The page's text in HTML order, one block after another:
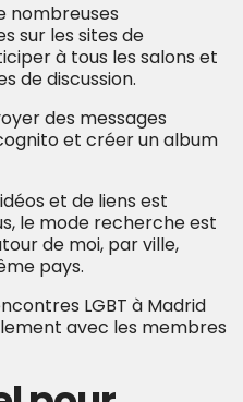
nombreuses
sur les sites de
à tous les salons et
de discussion.
des messages
et créer un album
et de liens est
le mode recherche est
de moi, par ville,
pays.
LGBT à Madrid
avec les membres